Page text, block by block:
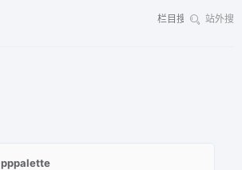
站外搜
pppalette